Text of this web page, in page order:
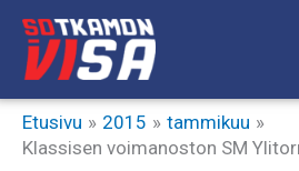
Siirry
sisältöön
Etusivu 2015
tammikuu
Klassisen voimanoston SM